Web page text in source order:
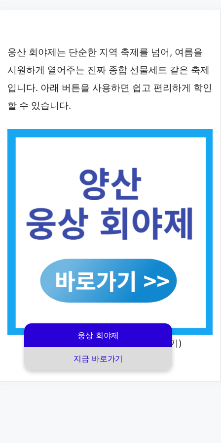
웅상 회야제
지금 바로가기
웅산 회야제는 단순한 지역 축제를 넘어, 여름을
시원하게 열어주는 진짜 종합 선물세트 같은 축제
입니다. 아래 버튼을 사용하면 쉽고 편리하게 학인
할 수 있습니다.
(2025 양산 웅상 회야제 바로가기)